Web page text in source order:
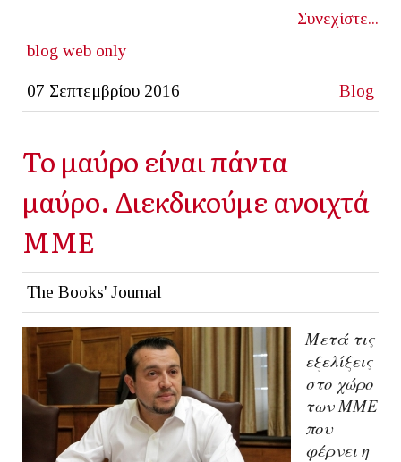
Συνεχίστε...
blog web only
07 Σεπτεμβρίου 2016 Blog
Το μαύρο είναι πάντα
μαύρο. Διεκδικούμε ανοιχτά
ΜΜΕ
The Books' Journal
Mετά τις
εξελίξεις
στο χώρο
των ΜΜΕ
που
φέρνει η